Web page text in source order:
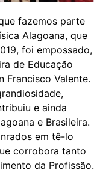
fazemos parte
Alagoana, que
foi empossado,
de Educação
Francisco Valente.
e ainda
e Brasileira.
em tê-lo
corrobora tanto
da Profissão.